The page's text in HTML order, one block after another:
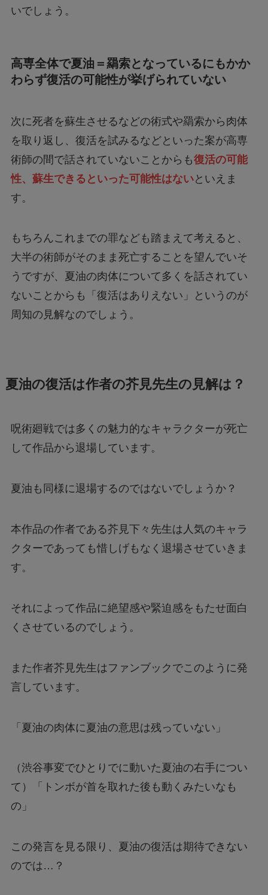
いでしょう。
高専全体で夏油＝羂索となっているにもかか
わらず復活の可能性が挙げられていない
次に死者を蘇生させるなどの術式や羂索から肉体
を取り返し、復活を試みるなどといった案が高専
術師の間で話されていないことからも復活の可能
性、蘇生できるといった可能性はないといえま
す。
もちろんこれまでの罪なども踏まえて考えると、
大半の術師がそのまま死亡することを望んでいそ
うですが、夏油の肉体について多くを話されてい
ないことからも「復活はありえない」というのが
周知の見解なのでしょう。
夏油の復活は作者の芥見先生の見解は？
呪術廻戦では多くの魅力的なキャラクターが死亡
して作品から退場しています。
夏油も同様に退場するのではないでしょうか？
本作品の作者である芥見下々先生は人気のキャラ
クターであっても惜しげもなく退場させていきま
す。
それによって作品に絶望感や緊迫感をもたせ面白
くさせているのでしょう。
また作者芥見先生はファンブックでこのように発
言しています。
「夏油の肉体に夏油の意思は残っていない」
（渋谷事変でひとりでに動いた夏油の右手につい
て）「トンボが首を取れた後も動くみたいなも
の」
この発言を見る限り、夏油の復活は期待できない
のでは…？